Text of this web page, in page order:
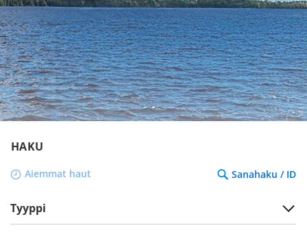
HAKU
Aiemmat haut Sanahaku / ID
Tyyppi